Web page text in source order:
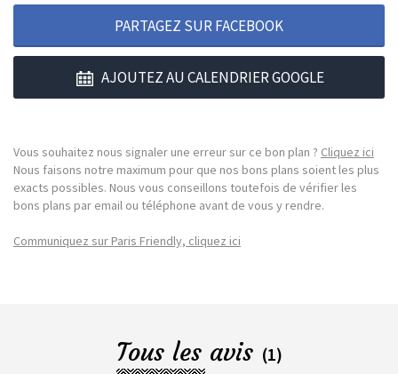
PARTAGEZ SUR FACEBOOK
AJOUTEZ AU CALENDRIER GOOGLE
Vous souhaitez nous signaler une erreur sur ce bon plan ? Cliquez ici
Nous faisons notre maximum pour que nos bons plans soient les plus
exacts possibles. Nous vous conseillons toutefois de vérifier les
bons plans par email ou téléphone avant de vous y rendre.
Communiquez sur Paris Friendly, cliquez ici
Tous les avis (1)